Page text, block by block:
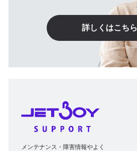
詳しくはこちら
メンテナンス・障害情報やよく